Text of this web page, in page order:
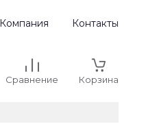
Компания Контакты
Сравнение Корзина